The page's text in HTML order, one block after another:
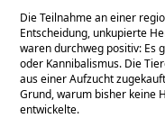
Die Teilnahme an einer
Entscheidung, unkupierte
waren durchweg positiv: Es
oder Kannibalismus. Die
aus einer Aufzucht
Grund, warum bisher keine
entwickelte.